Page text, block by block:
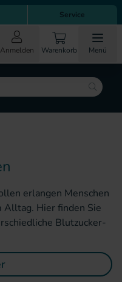
zum Inhalt
Service
Anmelden Warenkorb Menü
erlangen Menschen
Alltag. Hier finden Sie
Blutzucker-